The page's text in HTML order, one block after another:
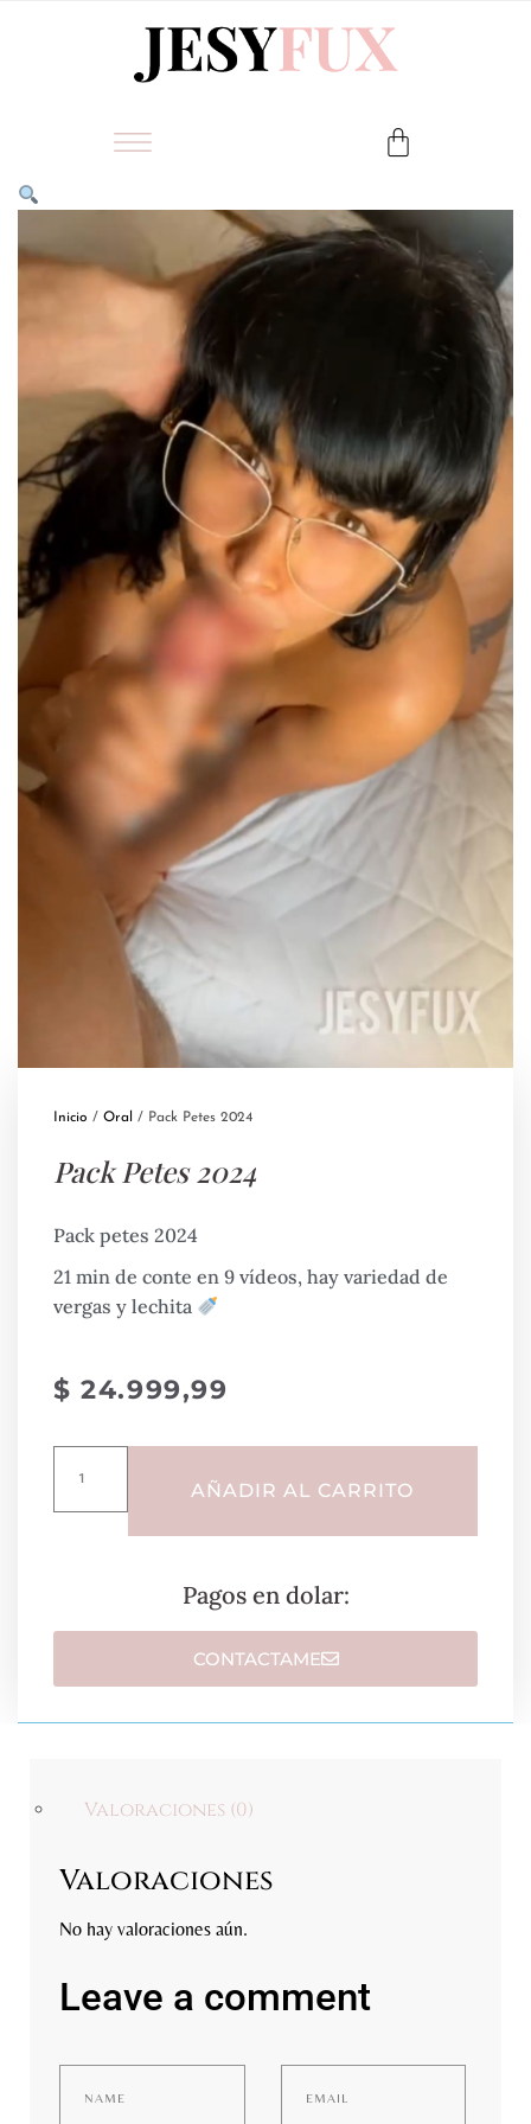
Inicio / Oral / Pack Petes 2024
Pack Petes 2024
Pack petes 2024
21 min de conte en 9 vídeos, hay variedad de
vergas y lechita
$ 24.999,99
AÑADIR AL CARRITO
Pagos en dolar:
CONTACTAME
Valoraciones (0)
Valoraciones
No hay valoraciones aún.
Leave a comment